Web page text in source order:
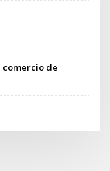
comercio de